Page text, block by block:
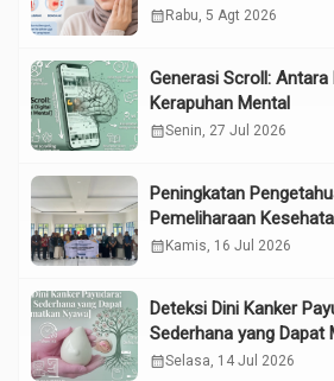
calendar_month Rabu, 5 Agt 2026
Generasi Scroll:
Kerapuhan Mental
calendar_monthSenin, 27 Jul 2026
Peningkatan
Pemeliharaan
Lansia melalui Edukasi
calendar_month Kamis, 16 Jul 2026
Deteksi Dini Kanker
Sederhana yang Dapat
Nyawa
calendar_monthSelasa, 14 Jul 2026